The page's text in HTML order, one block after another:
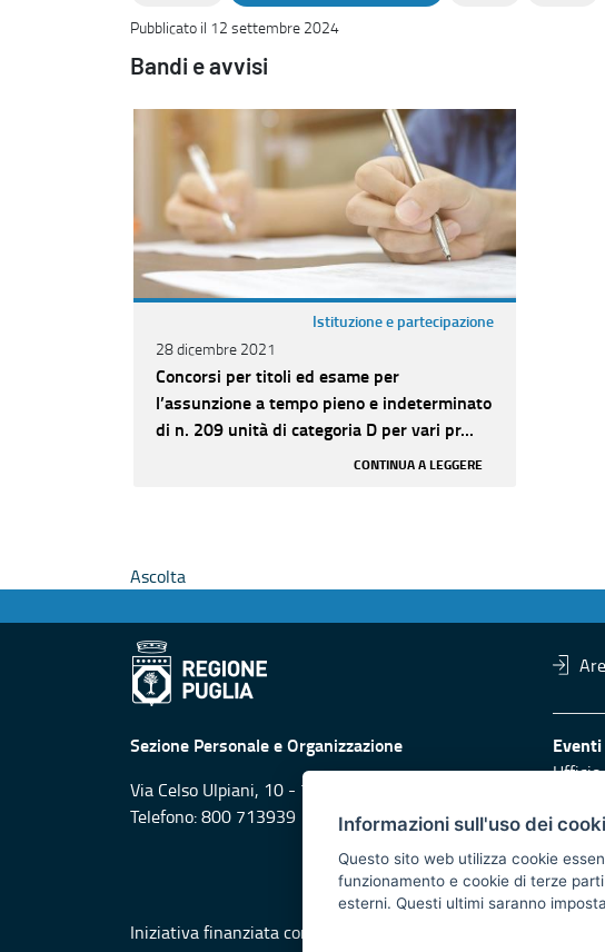
Pubblicato il 12 settembre 2024
Bandi e avvisi
Istituzione e partecipazione
28 dicembre 2021
Concorsi per titoli ed esame per
l’assunzione a tempo pieno e indeterminato
di n. 209 unità di categoria D per vari pr...
CONTINUA A LEGGERE
Ascolta
Sezione Personale e Organizzazione
Via Celso Ulpiani, 10 - 70125 Bari
Telefono: 800 713939
Logo
Iniziativa finanziata con risorse del POR Puglia 2014/2020 -
Informazioni sull'uso dei
Questo sito web utilizza cookie
funzionamento e cookie di terze
esterni. Questi ultimi saranno